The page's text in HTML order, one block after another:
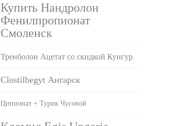
Купить Нандролон
Фенилпропионат
Смоленск
Тренболон Ацетат со скидкой Кунгур
Clostilbegyt Ангарск
Ципионат + Турик Чусовой